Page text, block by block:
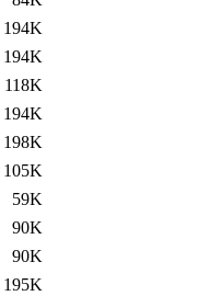
194K
194K
118K
194K
198K
105K
59K
90K
90K
195K